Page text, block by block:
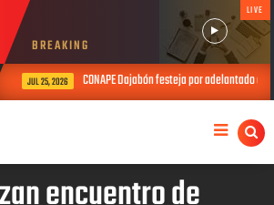
BREAKING
LIVE
25, 2026 CONAPE Dajabón festeja por adelantado el Día